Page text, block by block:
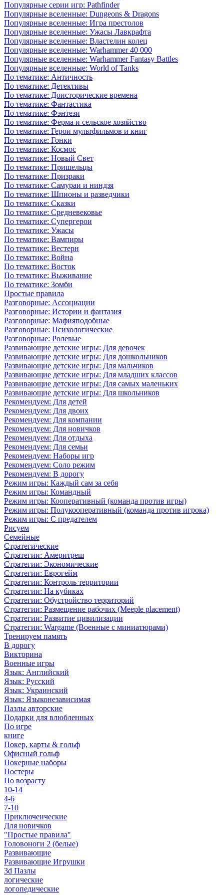
Популярные серии игр: Pathfinder
Популярные вселенные: Dungeons & Dragons
Популярные вселенные: Игра престолов
Популярные вселенные: Ужасы Лавкрафта
Популярные вселенные: Властелин колец
Популярные вселенные: Warhammer 40 000
Популярные вселенные: Warhammer Fantasy Battles
Популярные вселенные: World of Tanks
По тематике: Античность
По тематике: Детективы
По тематике: Доисторические времена
По тематике: Фантастика
По тематике: Фэнтези
По тематике: Ферма и сельское хозяйство
По тематике: Герои мультфильмов и книг
По тематике: Гонки
По тематике: Космос
По тематике: Новый Свет
По тематике: Пришельцы
По тематике: Призраки
По тематике: Самураи и ниндзя
По тематике: Шпионы и разведчики
По тематике: Сказки
По тематике: Средневековье
По тематике: Супергерои
По тематике: Ужасы
По тематике: Вампиры
По тематике: Вестерн
По тематике: Война
По тематике: Восток
По тематике: Выживание
По тематике: Зомби
Простые правила
Разговорные: Ассоциации
Разговорные: Истории и фантазия
Разговорные: Мафияподобные
Разговорные: Психологические
Разговорные: Ролевые
Развивающие детские игры: Для девочек
Развивающие детские игры: Для дошкольников
Развивающие детские игры: Для мальчиков
Развивающие детские игры: Для младших классов
Развивающие детские игры: Для самых маленьких
Развивающие детские игры: Для школьников
Рекомендуем: Для детей
Рекомендуем: Для двоих
Рекомендуем: Для компании
Рекомендуем: Для новичков
Рекомендуем: Для отдыха
Рекомендуем: Для семьи
Рекомендуем: Наборы игр
Рекомендуем: Соло режим
Рекомендуем: В дорогу
Режим игры: Каждый сам за себя
Режим игры: Командный
Режим игры: Кооперативный (команда против игры)
Режим игры: Полукооперативный (команда против игрока)
Режим игры: С предателем
Рисуем
Семейные
Стратегические
Стратегии: Америтреш
Стратегии: Экономические
Стратегии: Еврогейм
Стратегии: Контроль территории
Стратегии: На кубиках
Стратегии: Обустройство территорий
Стратегии: Размещение рабочих (Meeple placement)
Стратегии: Развитие цивилизации
Стратегии: Wargame (Военные с миниатюрами)
Тренируем память
В дорогу
Викторина
Военные игры
Язык: Английский
Язык: Русский
Язык: Украинский
Язык: Языконезависимая
Пазлы авторские
Подарки для влюбленных
По игре
книге
Покер, карты & гольф
Офисный гольф
Покерные наборы
Постеры
По возрасту
10-14
4-6
7-10
Приключенческие
Для новичков
"Простые правила"
Головоноги 2 (белые)
Развивающие
Развивающие Игрушки
3d Пазлы
логические
логопедические